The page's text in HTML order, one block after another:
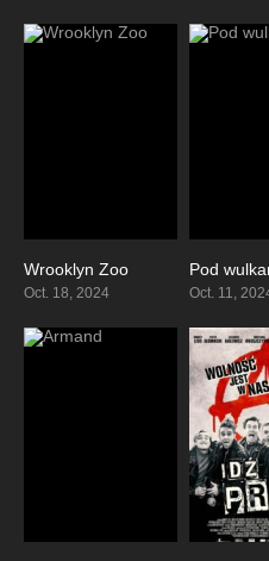
Wrooklyn Zoo
Oct. 18, 2024
Pod
Oct. 11,